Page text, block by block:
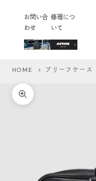
お問い合
わせ
修理につ
いて
HOME > ブリーフケース
ズームイン